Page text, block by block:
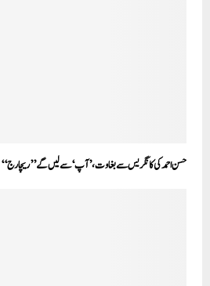
حسن احمد کی کانگریس سے بغاوت، ’آپ‘ سے لیں گے ’’ریچارج‘‘